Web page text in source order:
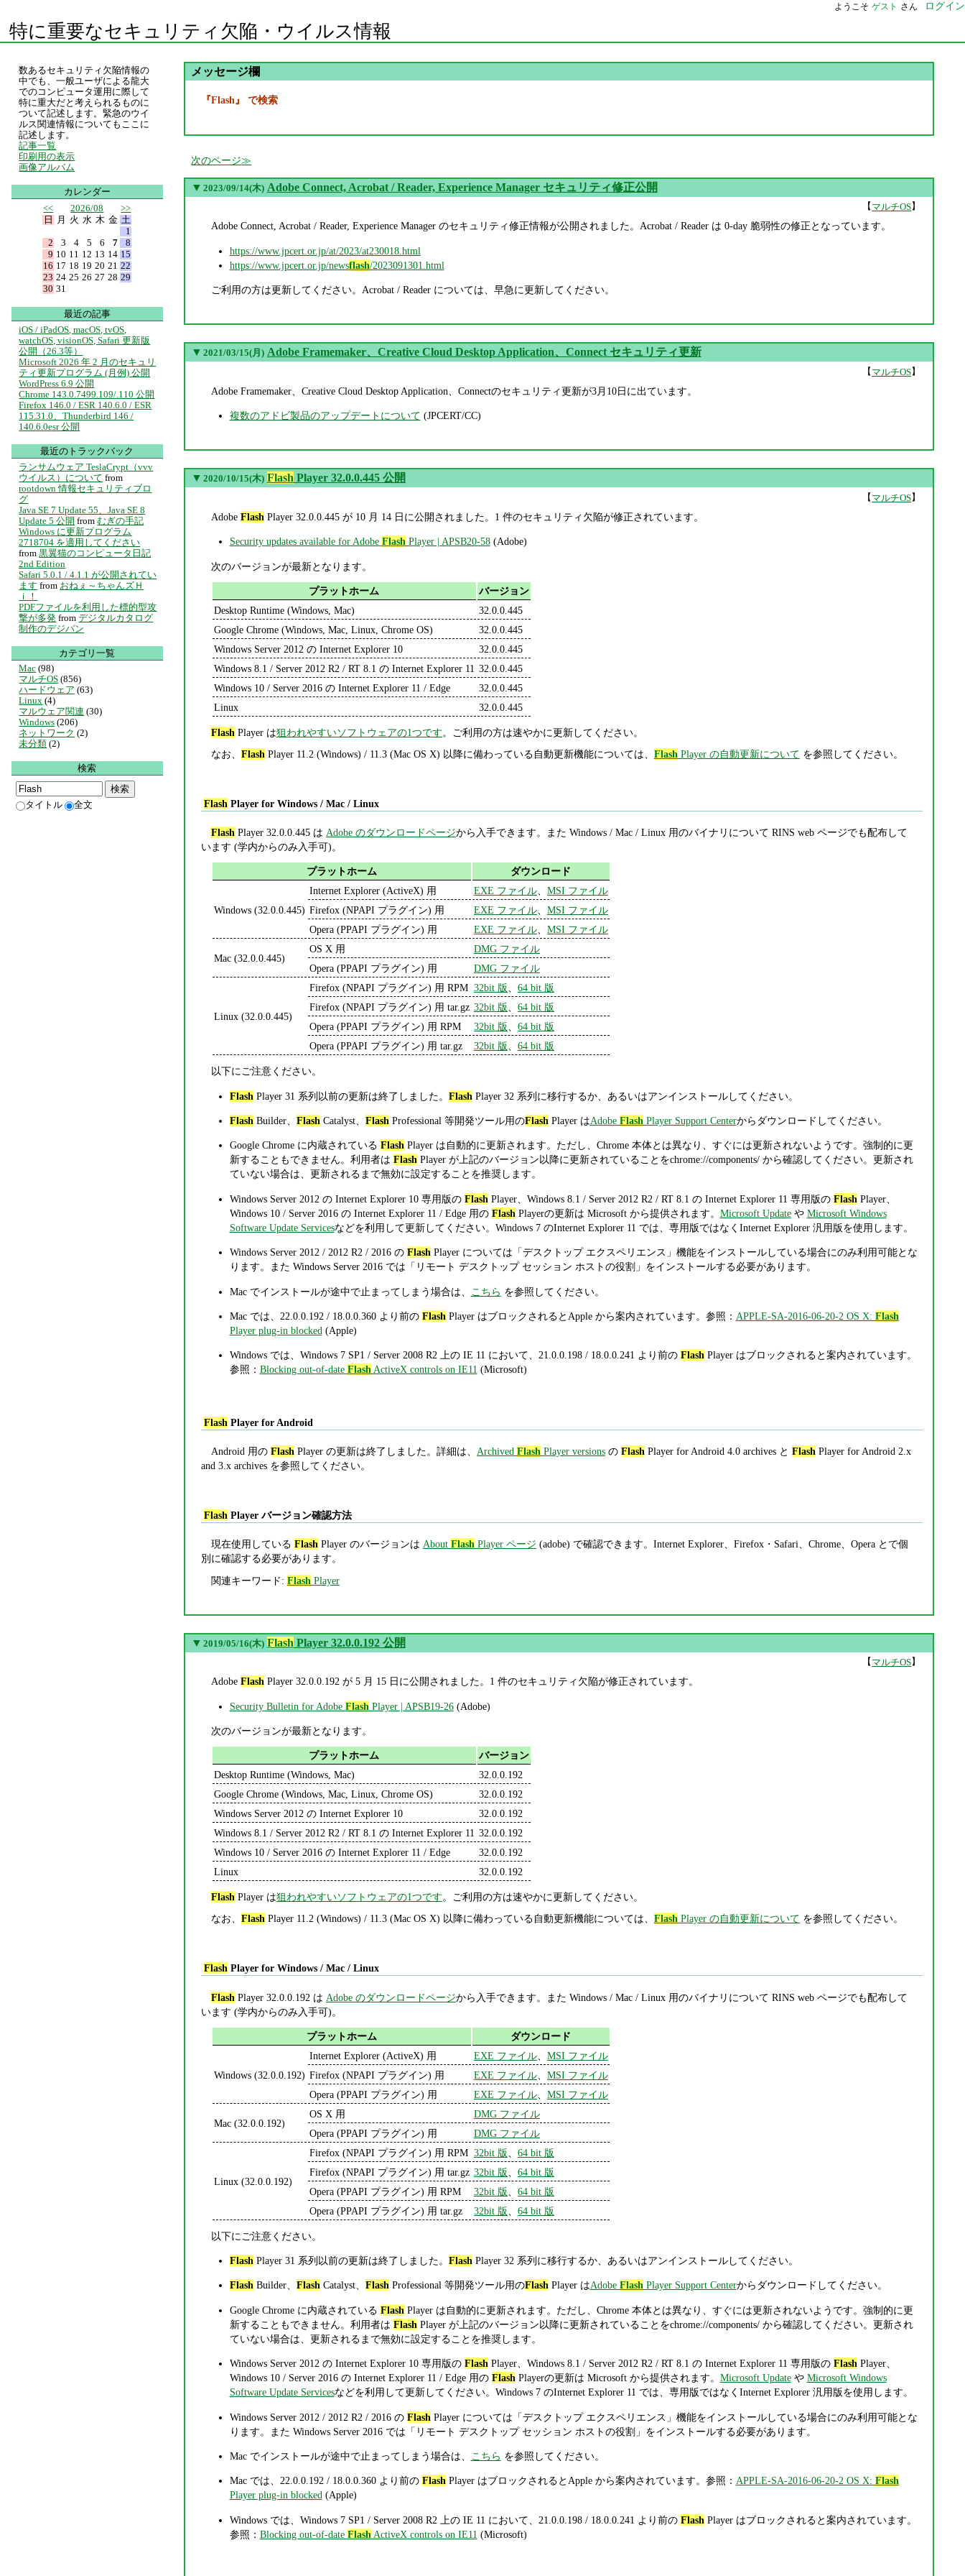
ようこそ ゲスト さん ログイン
特に重要なセキュリティ欠陥・ウイルス情報
メッセージ欄
『Flash』 で検索
次のページ
▼ 2023/09/14(木) Adobe Connect, Acrobat / Reader, Experience Manager セキュリティ修正公開
【 マルチOS】
Adobe Connect, Acrobat / Reader, Experience Manager のセキュリティ修正情報が公開されました。Acrobat / Reader は 0-day 脆弱性の修正となっています。
https://www.jpcert.or.jp/at/2023/at230018.html
https://www.jpcert.or.jp/newsflash/2023091301.html
ご利用の方は更新してください。Acrobat / Reader については、早急に更新してください。
▼ 2021/03/15(月) Adobe Framemaker、Creative Cloud Desktop Application、Connect セキュリティ更新
【マルチOS】
Adobe Framemaker、Creative Cloud Desktop Application、Connectのセキュリティ更新が3月10日に出ています。
複数のアドビ製品のアップデートについて (JPCERT/CC)
▼ 2020/10/15(木) FlashPlayer 32.0.0.445 公開
【マルチOS】
Adobe Flash Player 32.0.0.445 が 10 月 14 日に公開されました。1 件のセキュリティ欠陥が修正されています。
Security updates available for Adobe Flash Player | APSB20-58(Adobe)
次のバージョンが最新となります。
プラットホーム
バージョン
Desktop Runtime (Windows, Mac)
32.0.0.445
Google Chrome (Windows, Mac, Linux, Chrome OS)
32.0.0.445
Windows Server 2012 の Internet Explorer 10
32.0.0.445
Windows 8.1 / Server 2012 R2 / RT 8.1 の Internet Explorer 11 32.0.0.445
Windows 10 / Server 2016 の Internet Explorer 11 / Edge
32.0.0.445
Linux
32.0.0.445
Flash Player は狙われやすいソフトウェアの1つです。ご利用の方は速やかに更新してください。
なお、 Flash Player 11.2 (Windows) / 11.3 (Mac OS X) 以降に備わっている自動更新機能については、 Flash Player の自動更新について を参照してください。
Flash Player for Windows / Mac / Linux
Flash Player 32.0.0.445 は Adobe のダウンロードページから入手できます。また Windows / Mac / Linux 用のバイナリについて RINS web ページでも配布して
います (学内からのみ入手可)。
プラットホーム ダウンロード
Windows (32.0.0.445)
Internet Explorer (ActiveX) 用 EXE ファイル、 MSI ファイル
Firefox (NPAPI プラグイン) 用
EXE ファイル、 MSI ファイル
Opera (PPAPI プラグイン) 用
EXE ファイル、 MSI ファイル
Mac (32.0.0.445)
OS X 用
DMG ファイル
Opera (PPAPI プラグイン) 用
DMG ファイル
Linux (32.0.0.445)
Firefox (NPAPI プラグイン) 用 RPM 32bit 版
64 bit 版
Firefox (NPAPI プラグイン) 用 tar.gz 32bit 版
64 bit 版
Opera (PPAPI プラグイン) 用 RPM
32bit 版
64 bit 版
Opera (PPAPI プラグイン) 用 tar.gz
32bit 版 64 bit 版
以下にご注意ください。
Flash Player 31 系列以前の更新は終了しました。 Flash Player 32 系列に移行するか、あるいはアンインストールしてください。
Flash Builder、 Flash Catalyst、 Flash Professional 等開発ツール用のFlash Player はAdobe Flash Player Support Centerからダウンロードしてください。
Google Chrome に内蔵されている FlashPlayer は自動的に更新されます。ただし、Chrome 本体とは異なり、すぐには更新されないようです。強制的に更
新することもできません。利用者は FlashPlayer が上記のバージョン以降に更新されていることをchrome://components/ から確認してください。更新され
ていない場合は、更新されるまで無効に設定することを推奨します。
Windows Server 2012 の Internet Explorer 10 専用版の Flash Player、Windows 8.1 / Server 2012 R2 / RT 8.1 の Internet Explorer 11 専用版の Flash Player、
Windows 10 / Server 2016 の Internet Explorer 11 / Edge 用の Flash Playerの更新は Microsoft から提供されます。 Microsoft Updateや Microsoft Windows
Software Update Servicesなどを利用して更新してください。Windows 7 のInternet Explorer 11 では、専用版ではなくInternet Explorer 汎用版を使用します。
Windows Server 2012 / 2012 R2 / 2016 の FlashPlayer については「デスクトップ エクスペリエンス」機能をインストールしている場合にのみ利用可能とな
ります。また Windows Server 2016 では「リモート デスクトップ セッション ホストの役割」をインストールする必要があります。
Mac でインストールが途中で止まってしまう場合は、 こちら を参照してください。
Mac では、22.0.0.192 / 18.0.0.360 より前の Flash Player はブロックされるとApple から案内されています。参照： APPLE-SA-2016-06-20-2 OS X: Flash
Player plug-in blocked (Apple)
Windows では、Windows 7 SP1 / Server 2008 R2 上の IE 11 において、21.0.0.198 / 18.0.0.241 より前の FlashPlayer はブロックされると案内されています。
参照： Blocking out-of-date FlashActiveX controls on IE11 (Microsoft)
Flash Player for Android
Android 用の Flash Player の更新は終了しました。詳細は、 Archived Flash Player versionsの Flash Player for Android 4.0 archives と Flash Player for Android 2.x
and 3.x archives を参照してください。
FlashPlayer バージョン確認方法
現在使用している FlashPlayer のバージョンは About FlashPlayer ページ (adobe) で確認できます。Internet Explorer、Firefox・Safari、Chrome、Opera とで個
別に確認する必要があります。
関連キーワード: Flash Player
▼ 2019/05/16(木) Flash Player 32.0.0.192 公開
【 マルチOS】
Adobe Flash Player 32.0.0.192 が 5 月 15 日に公開されました。1 件のセキュリティ欠陥が修正されています。
Security Bulletin for Adobe Flash Player | APSB19-26(Adobe)
次のバージョンが最新となります。
プラットホーム
バージョン
Desktop Runtime (Windows, Mac)
32.0.0.192
Google Chrome (Windows, Mac, Linux, Chrome OS)
32.0.0.192
Windows Server 2012 の Internet Explorer 10
32.0.0.192
Windows 8.1 / Server 2012 R2 / RT 8.1 の Internet Explorer 11 32.0.0.192
Windows 10 / Server 2016 の Internet Explorer 11 / Edge
32.0.0.192
Linux
32.0.0.192
Flash Player は狙われやすいソフトウェアの1つです。ご利用の方は速やかに更新してください。
なお、 Flash Player 11.2 (Windows) / 11.3 (Mac OS X) 以降に備わっている自動更新機能については、 Flash Player の自動更新について を参照してください。
FlashPlayer for Windows / Mac / Linux
Flash Player 32.0.0.192 は Adobe のダウンロードページから入手できます。また Windows / Mac / Linux 用のバイナリについて RINS web ページでも配布して
います (学内からのみ入手可)。
プラットホーム ダウンロード
Windows (32.0.0.192)
Internet Explorer (ActiveX) 用 EXE ファイル、 MSI ファイル
Firefox (NPAPI プラグイン) 用
EXE ファイル、 MSI ファイル
Opera (PPAPI プラグイン) 用
EXE ファイル、 MSI ファイル
Mac (32.0.0.192)
OS X 用
DMG ファイル
Opera (PPAPI プラグイン) 用
DMG ファイル
Linux (32.0.0.192)
Firefox (NPAPI プラグイン) 用 RPM 32bit 版
64 bit 版
Firefox (NPAPI プラグイン) 用 tar.gz 32bit 版
64 bit 版
Opera (PPAPI プラグイン) 用 RPM
32bit 版
64 bit 版
Opera (PPAPI プラグイン) 用 tar.gz
32bit 版 64 bit 版
以下にご注意ください。
Flash Player 31 系列以前の更新は終了しました。 Flash Player 32 系列に移行するか、あるいはアンインストールしてください。
FlashBuilder、 FlashCatalyst、 FlashProfessional 等開発ツール用のFlashPlayer はAdobe FlashPlayer Support Centerからダウンロードしてください。
Google Chrome に内蔵されている Flash Player は自動的に更新されます。ただし、Chrome 本体とは異なり、すぐには更新されないようです。強制的に更
新することもできません。利用者は Flash Player が上記のバージョン以降に更新されていることをchrome://components/ から確認してください。更新され
ていない場合は、更新されるまで無効に設定することを推奨します。
Windows Server 2012 の Internet Explorer 10 専用版の FlashPlayer、Windows 8.1 / Server 2012 R2 / RT 8.1 の Internet Explorer 11 専用版の FlashPlayer、
Windows 10 / Server 2016 の Internet Explorer 11 / Edge 用の FlashPlayerの更新は Microsoft から提供されます。 Microsoft Updateや Microsoft Windows
Software Update Servicesなどを利用して更新してください。Windows 7 のInternet Explorer 11 では、専用版ではなくInternet Explorer 汎用版を使用します。
Windows Server 2012 / 2012 R2 / 2016 の Flash Player については「デスクトップ エクスペリエンス」機能をインストールしている場合にのみ利用可能とな
ります。また Windows Server 2016 では「リモート デスクトップ セッション ホストの役割」をインストールする必要があります。
Mac でインストールが途中で止まってしまう場合は、 こちら を参照してください。
Mac では、22.0.0.192 / 18.0.0.360 より前の FlashPlayer はブロックされるとApple から案内されています。参照： APPLE-SA-2016-06-20-2 OS X: Flash
Player plug-in blocked(Apple)
Windows では、Windows 7 SP1 / Server 2008 R2 上の IE 11 において、21.0.0.198 / 18.0.0.241 より前の Flash Player はブロックされると案内されています。
参照： Blocking out-of-date Flash ActiveX controls on IE11 (Microsoft)
数あるセキュリティ欠陥情報の
中でも、一般ユーザによる龍大
でのコンピュータ運用に際して
特に重大だと考えられるものに
ついて記述します。緊急のウイ
ルス関連情報についてもここに
記述します。
記事一覧
印刷用の表示
画像アルバム
カレンダー
<<
2026/08
>>
日
月 火 水 木 金 土
1
2
3 4 5 6 7
8
9 10 11 12 13 14 15
16 17 18 19 20 21 22
23 24 25 26 27 28 29
30 31
最近の記事
iOS / iPadOS, macOS, tvOS,
watchOS, visionOS, Safari 更新版
公開（26.3等）
Microsoft 2026 年 2 月のセキュリ
ティ更新プログラム (月例) 公開
WordPress 6.9 公開
Chrome 143.0.7499.109/.110 公開
Firefox 146.0 / ESR 140.6.0 / ESR
115.31.0、Thunderbird 146 /
140.6.0esr 公開
最近のトラックバック
ランサムウェア TeslaCrypt（vvv
ウイルス）について from
rootdown 情報セキュリティブロ
グ
Java SE 7 Update 55、Java SE 8
Update 5 公開 from むぎの手記
Windows に更新プログラム
2718704 を適用してください
from 黒翼猫のコンピュータ日記
2nd Edition
Safari 5.0.1 / 4.1.1 が公開されてい
ます from おねぇ～ちゃんズＨ
ｉ！
PDFファイルを利用した標的型攻
撃が多発 from デジタルカタログ
制作のデジパン
カテゴリ一覧
Mac (98)
マルチOS (856)
ハードウェア (63)
Linux (4)
マルウェア関連 (30)
Windows (206)
ネットワーク (2)
未分類 (2)
検索
タイトル 全文